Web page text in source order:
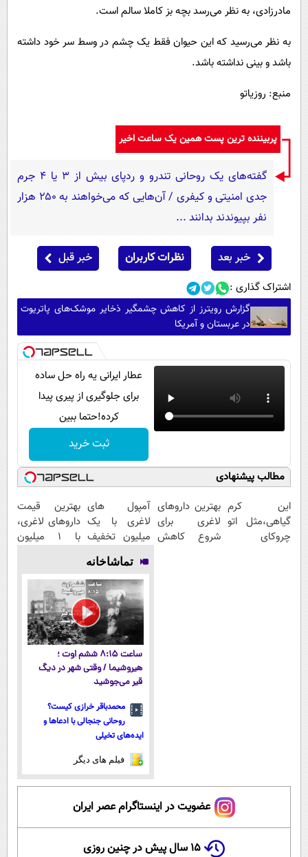
مادرزادی، به نظر می‌رسد بچه بز کاملا سالم است.
به نظر می‌رسید که این حیوان فقط یک چشم در وسط سر خود داشته
باشد و بینی نداشته باشد.
منبع: روزیاتو
پربیننده ترین پست همین یک ساعت اخیر
گفته‌های یک روحانی تندرو و ردپای بیش از ۳ یا ۴ جرم
جدی امنیتی و کیفری / آن‌هایی که می‌خواهند به ۲۵۰ هزار
نفر بپیوندند بدانند ...
خبر بعد نظرات کاربران خبر قبل
اشتراک گذاری :
گزارش رویترز از کاهش چشمگیر ذخایر موشک‌های پاتریوت
در عربستان و آمریکا
عطار ایرانی یه راه حل ساده
برای جلوگیری از پیری پیدا
کرده!حتما ببین
ثبت خرید
مطالب پیشنهادی
این کرم
گیاهی،مثل اتو
چروکای
بهترین داروهای
لاغری برای
شروع کاهش
آمپول های
لاغری با یک
میلیون تخفیف
| ارسال از
داروخانه های
معتبر
بهترین قیمت
داروهای لاغری،
با ۱ میلیون
تماشاخانه
ساعت ۸:۱۵ ششم اوت ؛
هیروشیما / وقتی شهر در دیگ
قیر می‌جوشید
محمدباقر خرازی کیست؟
روحانی جنجالی با ادعاها و
ایده‌های تخیلی
فیلم های دیگر
عضویت در اینستاگرام عصر ایران
۱۵ سال پیش در چنین روزی